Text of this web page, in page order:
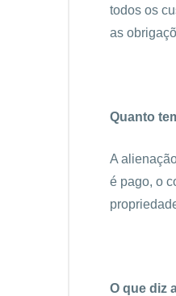
todos os
as
Quanto
A
é pago, o
O que diz